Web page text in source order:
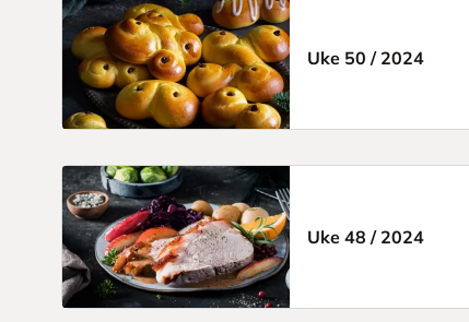
Uke 50 / 2024
Uke 48 / 2024